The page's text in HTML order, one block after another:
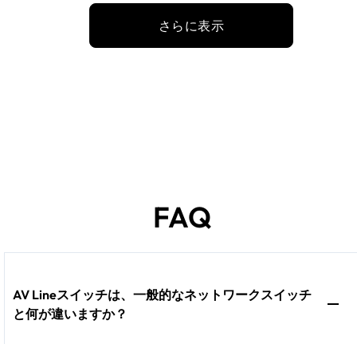
さらに表示
FAQ
AV Lineスイッチは、一般的なネットワークスイッチ
と何が違いますか？